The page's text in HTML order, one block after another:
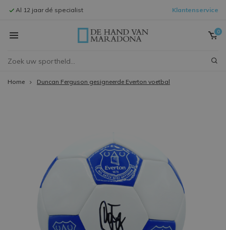
Al 12 jaar dé specialist Klantenservice
0
Home Duncan Ferguson gesigneerde Everton voetbal